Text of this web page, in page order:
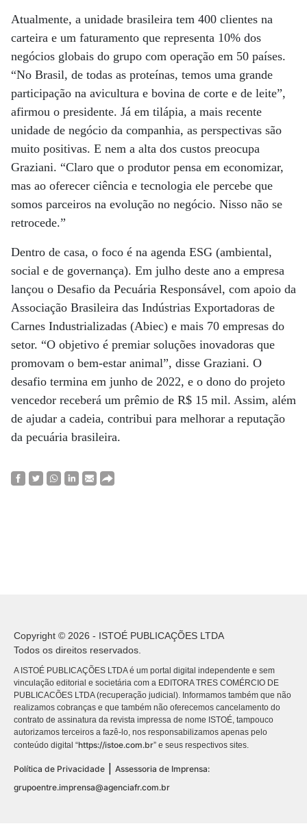
Atualmente, a unidade brasileira tem 400 clientes na
carteira e um faturamento que representa 10% dos
negócios globais do grupo com operação em 50 países.
“No Brasil, de todas as proteínas, temos uma grande
participação na avicultura e bovina de corte e de leite”,
afirmou o presidente. Já em tilápia, a mais recente
unidade de negócio da companhia, as perspectivas são
muito positivas. E nem a alta dos custos preocupa
Graziani. “Claro que o produtor pensa em economizar,
mas ao oferecer ciência e tecnologia ele percebe que
somos parceiros na evolução no negócio. Nisso não se
retrocede.”
Dentro de casa, o foco é na agenda ESG (ambiental,
social e de governança). Em julho deste ano a empresa
lançou o Desafio da Pecuária Responsável, com apoio da
Associação Brasileira das Indústrias Exportadoras de
Carnes Industrializadas (Abiec) e mais 70 empresas do
setor. “O objetivo é premiar soluções inovadoras que
promovam o bem-estar animal”, disse Graziani. O
desafio termina em junho de 2022, e o dono do projeto
vencedor receberá um prêmio de R$ 15 mil. Assim, além
de ajudar a cadeia, contribui para melhorar a reputação
da pecuária brasileira.
Copyright © 2026 - ISTOÉ PUBLICAÇÕES LTDA
Todos os direitos reservados.
A ISTOÉ PUBLICAÇÕES LTDA é um portal digital independente e sem
vinculação editorial e societária com a EDITORA TRES COMÉRCIO DE
PUBLICACÕES LTDA (recuperação judicial). Informamos também que não
realizamos cobranças e que também não oferecemos cancelamento do
contrato de assinatura da revista impressa de nome ISTOÉ, tampouco
autorizamos terceiros a fazê-lo, nos responsabilizamos apenas pelo
conteúdo digital “https://istoe.com.br” e seus respectivos sites.
Política de Privacidade
Assessoria de Imprensa:
grupoentre.imprensa@agenciafr.com.br